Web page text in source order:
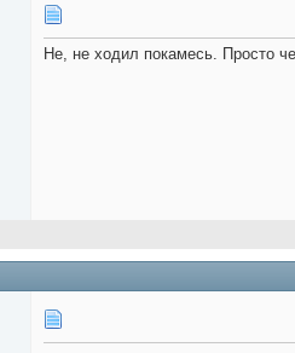
Не, не ходил покамесь. Просто